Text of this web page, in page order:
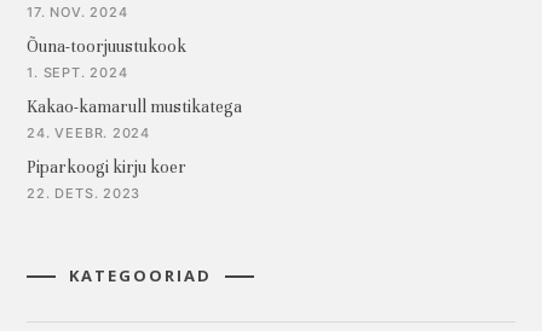
17. NOV. 2024
Õuna-toorjuustukook
1. SEPT. 2024
Kakao-kamarull mustikatega
24. VEEBR. 2024
Piparkoogi kirju koer
22. DETS. 2023
KATEGOORIAD